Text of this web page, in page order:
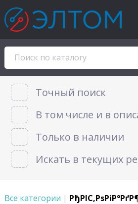
Точный поиск
В том числе и в
Только в наличии
Искать в текущих
Все категории |